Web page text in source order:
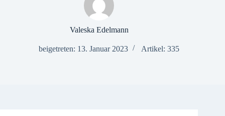
Valeska Edelmann
beigetreten: 13. Januar 2023 Artikel: 335